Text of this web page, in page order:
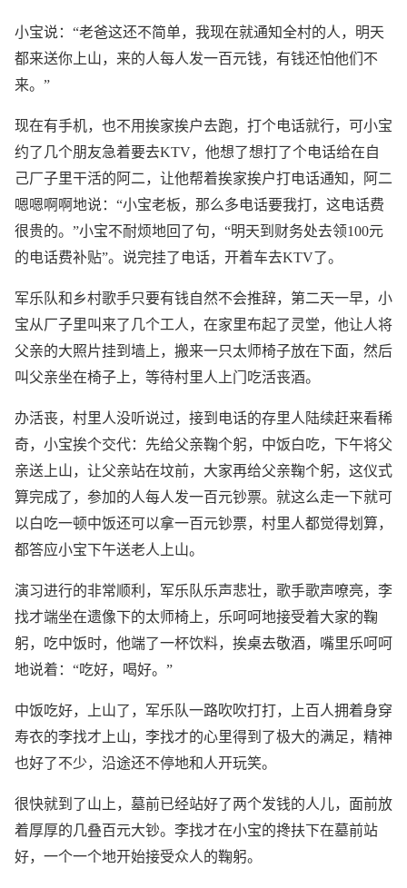
小宝说：“老爸这还不简单，我现在就通知全村的人，明天
都来送你上山，来的人每人发一百元钱，有钱还怕他们不
来。”
现在有手机，也不用挨家挨户去跑，打个电话就行，可小宝
约了几个朋友急着要去KTV，他想了想打了个电话给在自
己厂子里干活的阿二，让他帮着挨家挨户打电话通知，阿二
嗯嗯啊啊地说：“小宝老板，那么多电话要我打，这电话费
很贵的。”小宝不耐烦地回了句，“明天到财务处去领100元
的电话费补贴”。说完挂了电话，开着车去KTV了。
军乐队和乡村歌手只要有钱自然不会推辞，第二天一早，小
宝从厂子里叫来了几个工人，在家里布起了灵堂，他让人将
父亲的大照片挂到墙上，搬来一只太师椅子放在下面，然后
叫父亲坐在椅子上，等待村里人上门吃活丧酒。
办活丧，村里人没听说过，接到电话的存里人陆续赶来看稀
奇，小宝挨个交代：先给父亲鞠个躬，中饭白吃，下午将父
亲送上山，让父亲站在坟前，大家再给父亲鞠个躬，这仪式
算完成了，参加的人每人发一百元钞票。就这么走一下就可
以白吃一顿中饭还可以拿一百元钞票，村里人都觉得划算，
都答应小宝下午送老人上山。
演习进行的非常顺利，军乐队乐声悲壮，歌手歌声嘹亮，李
找才端坐在遗像下的太师椅上，乐呵呵地接受着大家的鞠
躬，吃中饭时，他端了一杯饮料，挨桌去敬酒，嘴里乐呵呵
地说着：“吃好，喝好。”
中饭吃好，上山了，军乐队一路吹吹打打，上百人拥着身穿
寿衣的李找才上山，李找才的心里得到了极大的满足，精神
也好了不少，沿途还不停地和人开玩笑。
很快就到了山上，墓前已经站好了两个发钱的人儿，面前放
着厚厚的几叠百元大钞。李找才在小宝的搀扶下在墓前站
好，一个一个地开始接受众人的鞠躬。